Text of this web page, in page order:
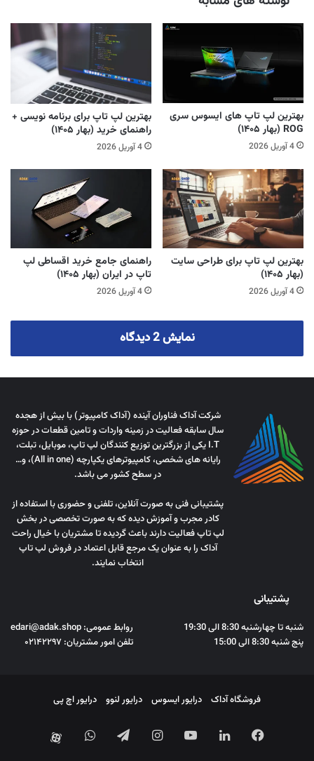
بهترین لپ تاپ های ایسوس سری
ROG (بهار ۱۴۰۵)
4 آوریل 2026
بهترین لپ تاپ برای برنامه نویسی +
راهنمای خرید (بهار ۱۴۰۵)
4 آوریل 2026
بهترین لپ تاپ برای طراحی سایت
(بهار ۱۴۰۵)
4 آوریل 2026
راهنمای جامع خرید اقساطی لپ
تاپ در ایران (بهار ۱۴۰۵)
4 آوریل 2026
نمایش 2 دیدگاه
شرکت آداک فناوران آینده (آداک کامپیوتر) با بیش از هجده
سال سابقه فعالیت در زمینه واردات و تامین قطعات در حوزه
I.T یکی از بزرگترین توزیع کنندگان لپ تاپ، موبایل، تبلت،
رایانه های شخصی، کامپیوترهای یکپارچه (All in one)، و…
در سطح کشور می باشد.
پشتیبانی فنی به صورت آنلاین، تلفنی و حضوری با استفاده از
کادر مجرب و آموزش دیده که به صورت تخصصی در بخش
لپ تاپ فعالیت دارند باعث گردیده تا مشتریان با خیال راحت
آداک را به عنوان یک مرجع قابل اعتماد در فروش لپ تاپ
انتخاب نمایند.
پشتیبانی
شنبه تا چهارشنبه 8:30 الی 19:30
پنج شنبه 8:30 الی 15:00
روابط عمومی: edari@adak.shop
تلفن امور مشتریان: ۰۲۱۴۲۲۹۷
فروشگاه آداک درایور ایسوس درایور لنوو درایور اچ پی
فیس
لینکدین یوتیوب اینستاگرامتلگرام
واتس